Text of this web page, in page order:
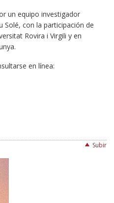
un equipo investigador
Solé, con la participación de
Rovira i Virgili y en
en línea:
Subir